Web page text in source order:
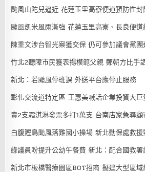
颱風山陀兒逼近 花蓮玉里高寮便道預防性封
颱風凱米風雨漸強 花蓮玉里高寮、長良便道
陳重文涉台智光案獲交保 仍可參加議會黨團
竹北2聽障市民獲表揚模範父親 鄭朝方比手
新北：若颱風停班課 外送平台應停止服務
彰化交流道特定區 王惠美喊話企業投資大巨
賣2支霜淇淋發票多打1萬支 台南店家急尋顧
白腹鰹鳥颱風落難國小操場 新北動保處救援
綠議員盼提升公幼午餐費 新北：配合國教署
新北市板橋醫療園區BOT招商 擬建大型區